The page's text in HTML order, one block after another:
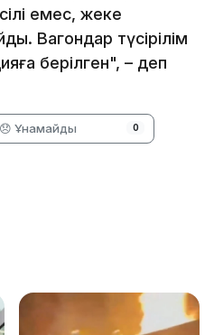
емес, жеке
Вагондар түсірілім
берілген", – деп
😞 Ұнамайды 0